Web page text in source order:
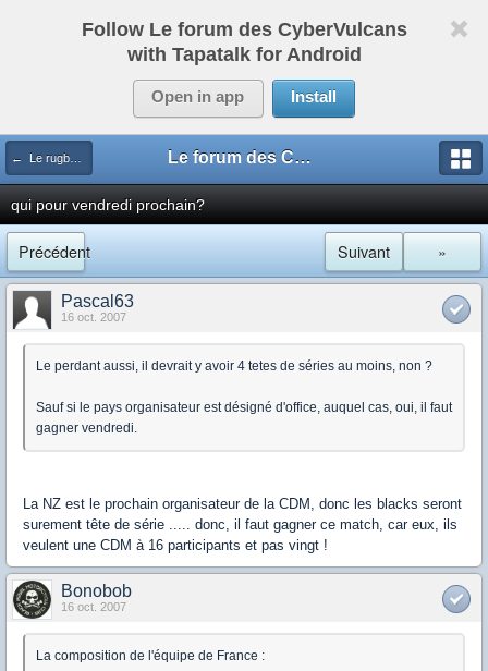
Follow Le forum des CyberVulcans
with Tapatalk for Android
Open in app Install
← Le rugby international Le forum des CyberVulcans
qui pour vendredi prochain?
Précédent »
Suivant
Pascal63
16 oct. 2007
Le perdant aussi, il devrait y avoir 4 tetes de séries au moins, non ?
Sauf si le pays organisateur est désigné d'office, auquel cas, oui, il faut
gagner vendredi.
La NZ est le prochain organisateur de la CDM, donc les blacks seront
surement tête de série ..... donc, il faut gagner ce match, car eux, ils
veulent une CDM à 16 participants et pas vingt !
Bonobob
16 oct. 2007
La composition de l'équipe de France :